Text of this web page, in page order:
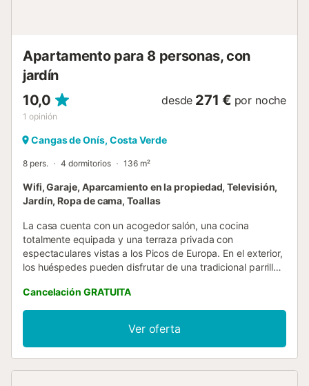
Apartamento para 8 personas, con
jardín
10,0
1 opinión
desde 271 € por noche
Cangas de Onís, Costa Verde
8 pers. 4 dormitorios 136 m²
Wifi, Garaje, Aparcamiento en la propiedad, Televisión,
Jardín, Ropa de cama, Toallas
La casa cuenta con un acogedor salón, una cocina
totalmente equipada y una terraza privada con
espectaculares vistas a los Picos de Europa. En el exterior,
los huéspedes pueden disfrutar de una tradicional parrilla
comidas en compañía. Es el lugar ideal para compartir
momentos especiales, saborear la sidra local y disfrutar de
los reconocidos quesos de la región. Rodeada de
naturaleza y paisajes impresionantes, Casa La Xerra
ofrece el equilibrio perfecto entre confort, tradición y el
Cancelación GRATUITA
Ver oferta